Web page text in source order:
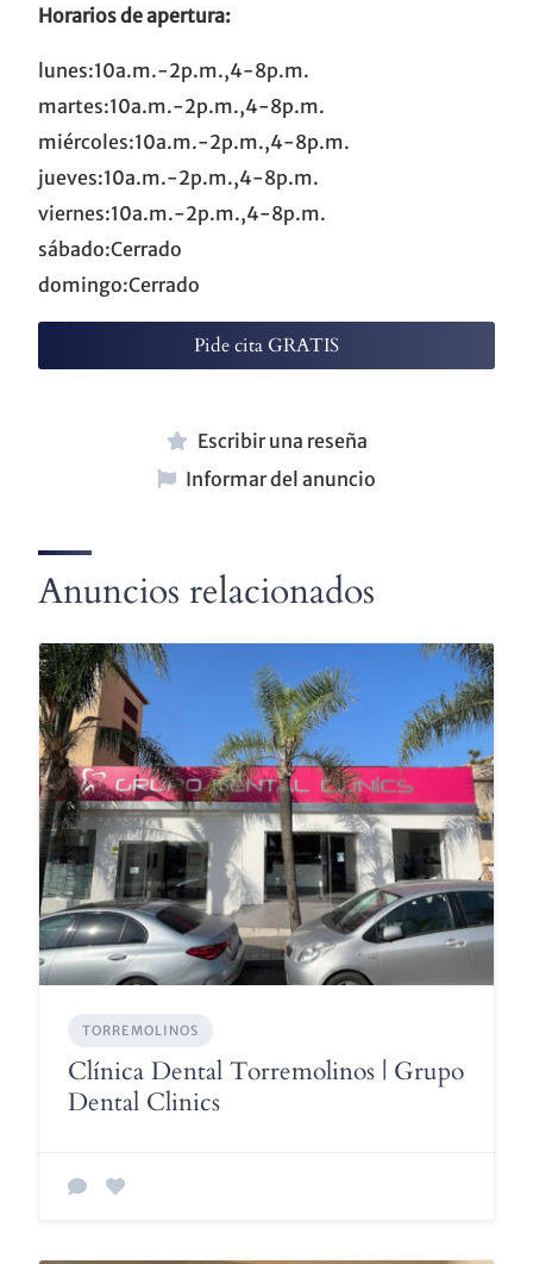
Horarios de apertura:
lunes:10a.m.-2p.m.,4-8p.m.
martes:10a.m.-2p.m.,4-8p.m.
miércoles:10a.m.-2p.m.,4-8p.m.
jueves:10a.m.-2p.m.,4-8p.m.
viernes:10a.m.-2p.m.,4-8p.m.
sábado:Cerrado
domingo:Cerrado
Pide cita GRATIS
Escribir una reseña
Informar del anuncio
Anuncios relacionados
TORREMOLINOS
Clínica Dental Torremolinos | Grupo
Dental Clinics